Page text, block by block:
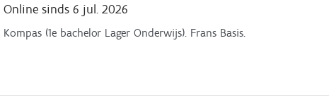
Online sinds 6 jul. 2026
Kompas (1e bachelor Lager Onderwijs). Frans Basis.